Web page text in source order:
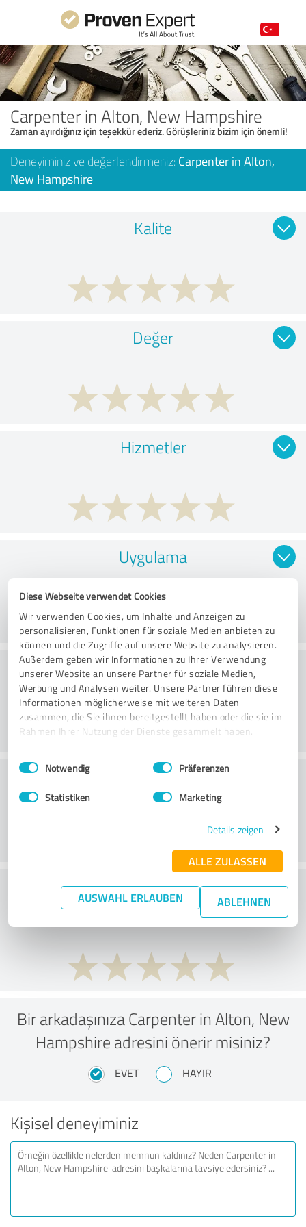
Diese Webseite verwendet Cookies
Wir verwenden Cookies, um Inhalte und Anzeigen zu
personalisieren, Funktionen für soziale Medien anbieten zu
können und die Zugriffe auf unsere Website zu analysieren.
Außerdem geben wir Informationen zu Ihrer Verwendung
unserer Website an unsere Partner für soziale Medien,
Werbung und Analysen weiter. Unsere Partner führen diese
Informationen möglicherweise mit weiteren Daten
zusammen, die Sie ihnen bereitgestellt haben oder die sie im
Rahmen Ihrer Nutzung der Dienste gesammelt haben.
Impressum Datenschutzbestimmungen
Einwilligungsauswahl
Notwendig Präferenzen
Statistiken Marketing
Details zeigen
ALLE ZULASSEN
AUSWAHL ERLAUBEN ABLEHNEN
Carpenter in Alton, New Hampshire
Zaman ayırdığınız için teşekkür ederiz. Görüşleriniz bizim için önemli!
Deneyiminiz ve değerlendirmeniz: Carpenter in Alton,
New Hampshire
Kalite
Değer
Hizmetler
Uygulama
Danışmanlık
Müşteri Hizmetleri
Fiyat/performans oranı hakkında ne
düşünüyorsunuz?
Bir arkadaşınıza Carpenter in Alton, New
Hampshire adresini önerir misiniz?
EVET HAYIR
Kişisel deneyiminiz